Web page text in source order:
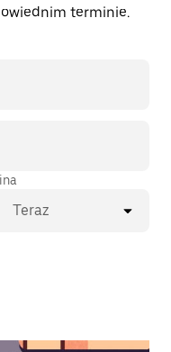
terminie.
Teraz